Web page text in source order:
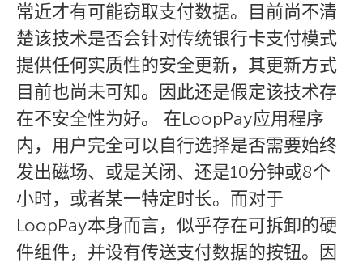
常近才有可能窃取支付数据。目前尚不清
楚该技术是否会针对传统银行卡支付模式
提供任何实质性的安全更新，其更新方式
目前也尚未可知。因此还是假定该技术存
在不安全性为好。 在LoopPay应用程序
内，用户完全可以自行选择是否需要始终
发出磁场、或是关闭、还是10分钟或8个
小时，或者某一特定时长。而对于
LoopPay本身而言，似乎存在可拆卸的硬
件组件，并设有传送支付数据的按钮。因